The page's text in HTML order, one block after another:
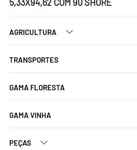
5,33X94,62 COM 90 SHORE
AGRICULTURA
TRANSPORTES
GAMA FLORESTA
GAMA VINHA
PEÇAS